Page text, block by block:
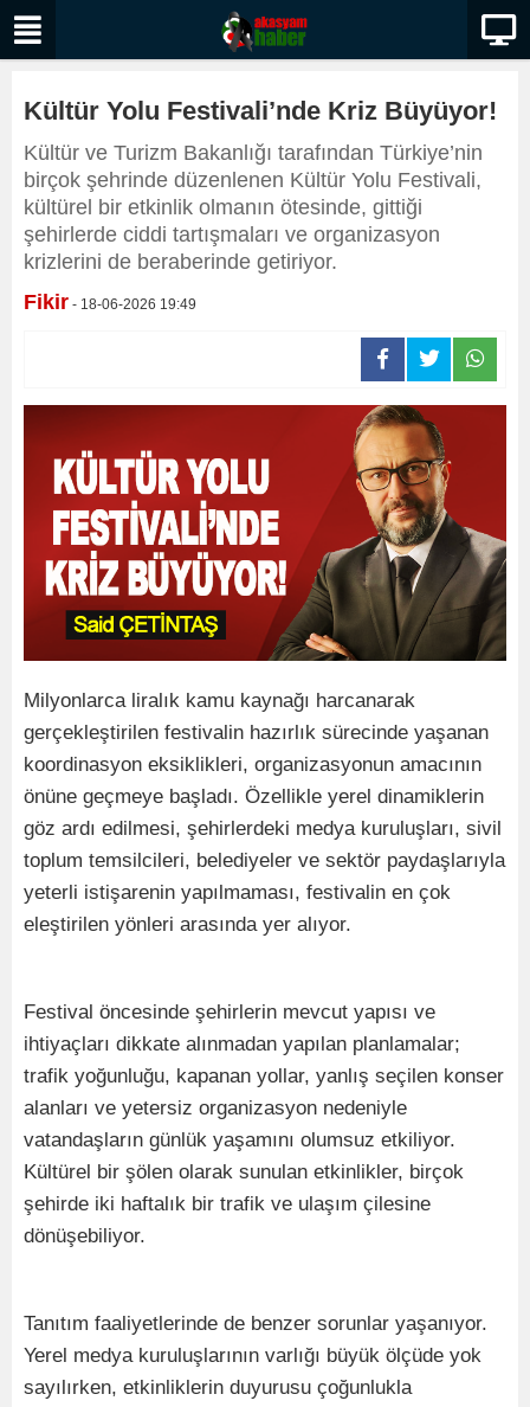
Kültür Yolu Festivali’nde Kriz Büyüyor!
Kültür ve Turizm Bakanlığı tarafından Türkiye’nin
birçok şehrinde düzenlenen Kültür Yolu Festivali,
kültürel bir etkinlik olmanın ötesinde, gittiği
şehirlerde ciddi tartışmaları ve organizasyon
krizlerini de beraberinde getiriyor.
Fikir - 18-06-2026 19:49
Milyonlarca liralık kamu kaynağı harcanarak
gerçekleştirilen festivalin hazırlık sürecinde yaşanan
koordinasyon eksiklikleri, organizasyonun amacının
önüne geçmeye başladı. Özellikle yerel dinamiklerin
göz ardı edilmesi, şehirlerdeki medya kuruluşları, sivil
toplum temsilcileri, belediyeler ve sektör paydaşlarıyla
yeterli istişarenin yapılmaması, festivalin en çok
eleştirilen yönleri arasında yer alıyor.
Festival öncesinde şehirlerin mevcut yapısı ve
ihtiyaçları dikkate alınmadan yapılan planlamalar;
trafik yoğunluğu, kapanan yollar, yanlış seçilen konser
alanları ve yetersiz organizasyon nedeniyle
vatandaşların günlük yaşamını olumsuz etkiliyor.
Kültürel bir şölen olarak sunulan etkinlikler, birçok
şehirde iki haftalık bir trafik ve ulaşım çilesine
dönüşebiliyor.
Tanıtım faaliyetlerinde de benzer sorunlar yaşanıyor.
Yerel medya kuruluşlarının varlığı büyük ölçüde yok
sayılırken, etkinliklerin duyurusu çoğunlukla